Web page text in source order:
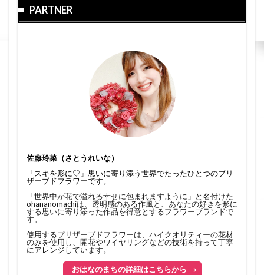
PARTNER
佐藤玲菜（さとうれいな）
「スキを形に♡」思いに寄り添う世界でたったひとつのプリ
ザーブドフラワーです。
「世界中が花で溢れる幸せに包まれますように」と名付けた
ohananomachiは、透明感のある作風と、あなたの好きを形に
する思いに寄り添った作品を得意とするフラワーブランドで
す。
使用するプリザーブドフラワーは、ハイクオリティーの花材
のみを使用し、開花やワイヤリングなどの技術を持って丁寧
にアレンジしています。
おはなのまちの詳細はこちらから